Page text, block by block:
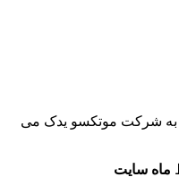
به شرکت موتکسو یدک می
ماه سایت